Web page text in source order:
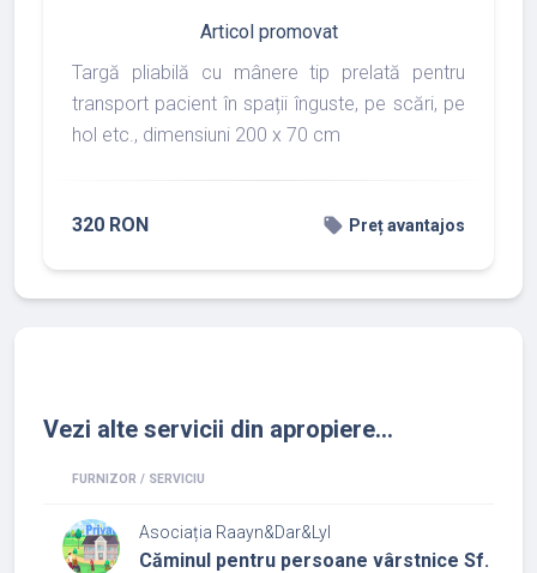
Articol promovat
Targă pliabilă cu mânere tip prelată pentru
transport pacient în spații înguste, pe scări, pe
hol etc., dimensiuni 200 x 70 cm
320 RON local_offer Preț avantajos
Vezi alte servicii din apropiere...
FURNIZOR / SERVICIU
Asociația Raayn&Dar&Lyl
Căminul pentru persoane vârstnice Sf.